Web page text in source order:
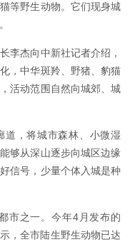
等野生动物。它们现身城
李杰向中新社记者介绍，
，中华斑羚、野猪、豹猫
活动范围自然向城郊、城
，将城市森林、小微湿
够从深山逐步向城区边缘
信号，少量个体入城是种
市之一。今年4月发布的
，全市陆生野生动物已达